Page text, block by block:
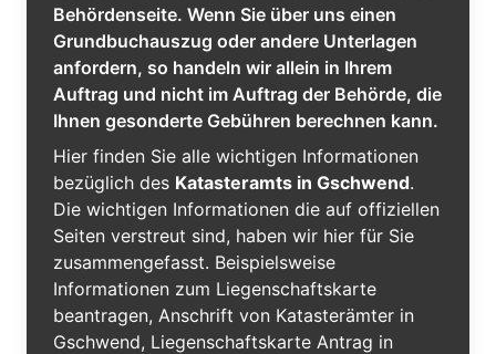
Behördenseite. Wenn Sie über uns einen
Grundbuchauszug oder andere Unterlagen
anfordern, so handeln wir allein in Ihrem
Auftrag und nicht im Auftrag der Behörde, die
Ihnen gesonderte Gebühren berechnen kann.
Hier finden Sie alle wichtigen Informationen
bezüglich des Katasteramts in Gschwend.
Die wichtigen Informationen die auf offiziellen
Seiten verstreut sind, haben wir hier für Sie
zusammengefasst. Beispielsweise
Informationen zum Liegenschaftskarte
beantragen, Anschrift von Katasterämter in
Gschwend, Liegenschaftskarte Antrag in